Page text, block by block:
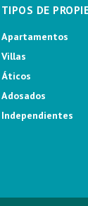
TIPOS DE
Apartamentos
Villas
Áticos
Adosados
Independientes